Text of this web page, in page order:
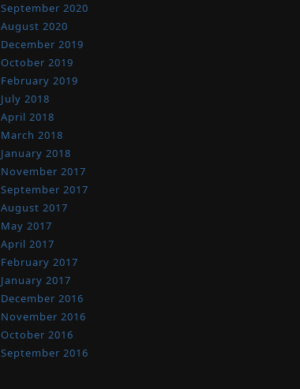
September 2020
August 2020
December 2019
October 2019
February 2019
July 2018
April 2018
March 2018
January 2018
November 2017
September 2017
August 2017
May 2017
April 2017
February 2017
January 2017
December 2016
November 2016
October 2016
September 2016